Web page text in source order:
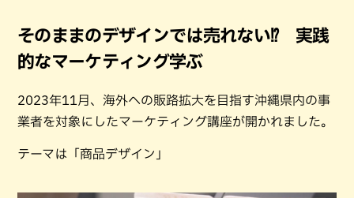
そのままのデザインでは売れない⁉️ 実践
的なマーケティング学ぶ
2023年11月、海外への販路拡大を目指す沖縄県内の事
業者を対象にしたマーケティング講座が開かれました。
テーマは「商品デザイン」